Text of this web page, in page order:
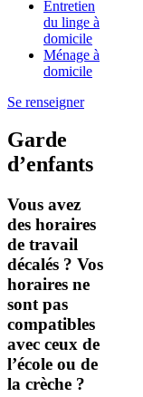
Entretien
du linge à
domicile
Ménage à
domicile
Se renseigner
Garde
d’enfants
Vous avez
des horaires
de travail
décalés ? Vos
horaires ne
sont pas
compatibles
avec ceux de
l’école ou de
la crèche ?